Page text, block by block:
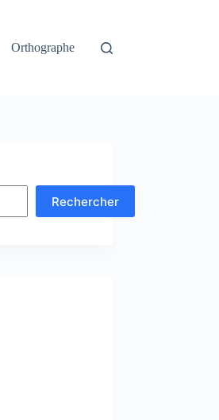
Orthographe
Rechercher